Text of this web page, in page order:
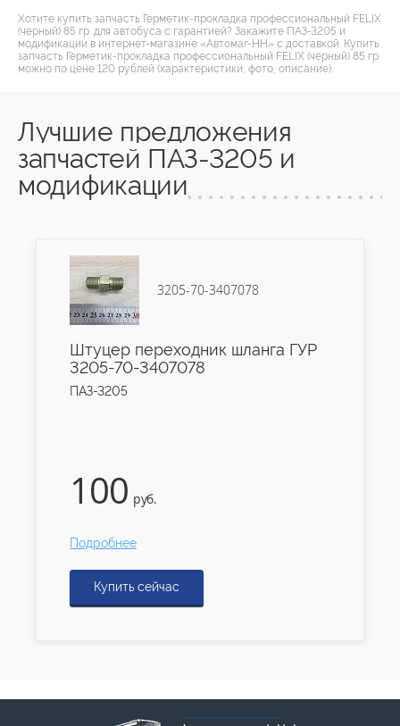
Хотите купить запчасть Герметик-прокладка профессиональный FELIX
(черный) 85 гр. для автобуса с гарантией? Закажите ПАЗ-3205 и
модификации в интернет-магазине «Автомаг-НН» с доставкой. Купить
запчасть Герметик-прокладка профессиональный FELIX (черный) 85 гр.
можно по цене 120 рублей (характеристики, фото, описание).
Лучшие предложения
запчастей ПАЗ-3205 и
модификации
3205-70-3407078
Штуцер переходник шланга ГУР
3205-70-3407078
ПАЗ-3205
100 руб.
Подробнее
Купить сейчас